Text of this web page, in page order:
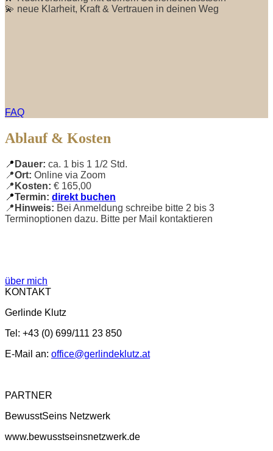
💫 neue Klarheit, Kraft & Vertrauen in deinen Weg
FAQ
Ablauf & Kosten
📍 Dauer: ca. 1 bis 1 1/2 Std.
📍Ort: Online via Zoom
📍 Kosten: € 165,00
📍Termin: direkt buchen
📍 Hinweis: Bei Anmeldung schreibe bitte 2 bis 3
Terminoptionen dazu. Bitte per Mail kontaktieren
über mich
KONTAKT
Gerlinde Klutz
Tel: +43 (0) 699/111 23 850
E-Mail an: office@gerlindeklutz.at
PARTNER
BewusstSeins Netzwerk
www.bewusstseinsnetzwerk.de